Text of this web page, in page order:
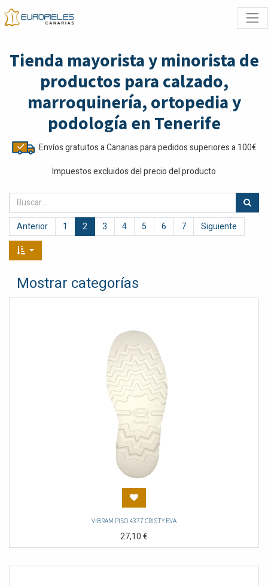
Tienda mayorista y minorista de
productos para calzado,
marroquinería, ortopedia y
podología en Tenerife
Envíos gratuitos a Canarias para pedidos superiores a 100€
Impuestos excluidos del precio del producto
Anterior 1 2 3 4 5 6 7 Siguiente
Mostrar categorías
VIBRAM PISO 4377 CRISTY EVA
27,10€